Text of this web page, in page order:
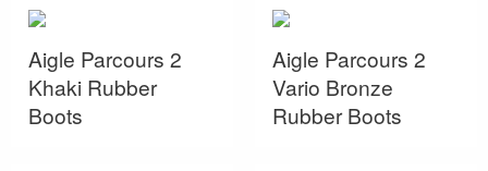
Aigle Parcours 2
Khaki Rubber
Boots
Aigle Parcours 2
Vario Bronze
Rubber Boots